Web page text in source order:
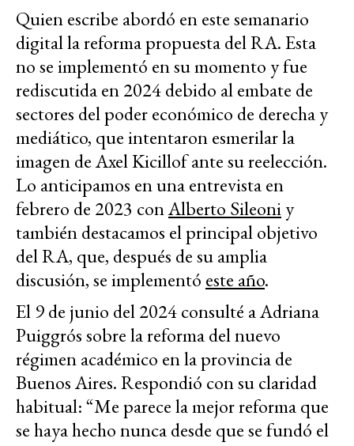
Quien escribe abordó en este semanario
digital la reforma propuesta del RA. Esta
no se implementó en su momento y fue
rediscutida en 2024 debido al embate de
sectores del poder económico de derecha y
mediático, que intentaron esmerilar la
imagen de Axel Kicillof ante su reelección.
Lo anticipamos en una entrevista en
febrero de 2023 conAlberto Sileoniy
también destacamos el principal objetivo
del RA, que, después de su amplia
discusión, se implementó este año.
El 9 de junio del 2024 consulté a Adriana
Puiggrós sobre la reforma del nuevo
régimen académico en la provincia de
Buenos Aires. Respondió con su claridad
habitual: “Me parece la mejor reforma que
se haya hecho nunca desde que se fundó el